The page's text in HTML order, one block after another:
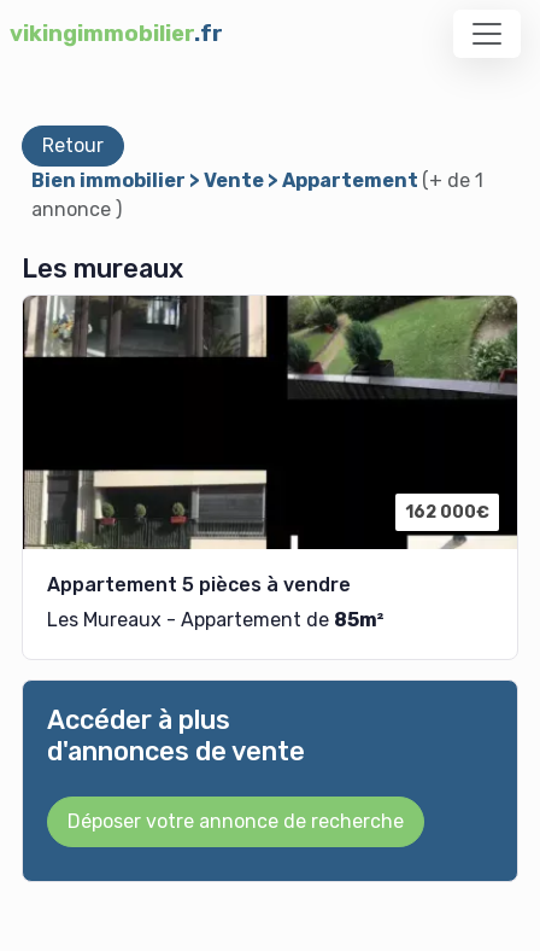
vikingimmobilier.fr
Retour
Bien immobilier > Vente > Appartement (+ de 1
annonce )
Les mureaux
162 000€
Appartement 5 pièces à vendre
Les Mureaux - Appartement de 85m²
Accéder à plus
d'annonces de vente
Déposer votre annonce de recherche